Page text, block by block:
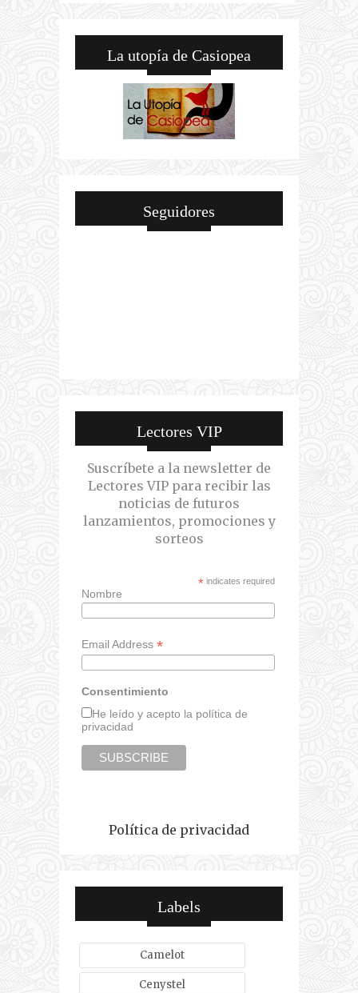
La utopía de Casiopea
Seguidores
Lectores VIP
Suscríbete a la newsletter de
Lectores VIP para recibir las
noticias de futuros
lanzamientos, promociones y
sorteos
*indicates required
Nombre
Email Address *
Consentimiento
He leído y acepto la política de
privacidad
Política de privacidad
Labels
Camelot
Cenystel